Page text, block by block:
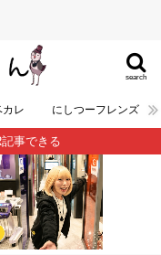
search
カレ にしつーフレンズ
事できる